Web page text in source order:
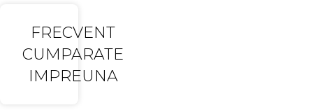
FRECVENT
CUMPARATE
IMPREUNA